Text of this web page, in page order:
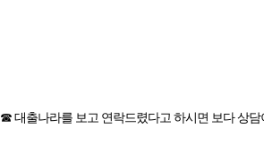
☎ 대출나라를 보고 연락드렸다고 하시면 보다 상담